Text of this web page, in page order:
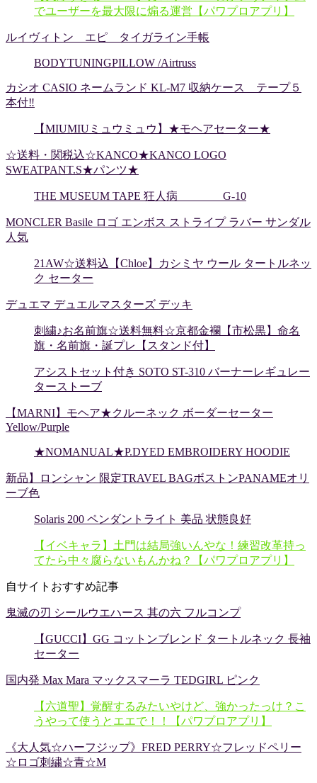
でユーザーを最大限に煽る運営【パワプロアプリ】
ルイヴィトン エピ タイガライン手帳
BODYTUNINGPILLOW /Airtruss
カシオ CASIO ネームランド KL-M7 収納ケース テープ５
本付‼️
【MIUMIUミュウミュウ】★モヘアセーター★
☆送料・関税込☆KANCO★KANCO LOGO
SWEATPANT.S★パンツ★
THE MUSEUM TAPE 狂人病 G-10
MONCLER Basile ロゴ エンボス ストライプ ラバー サンダル
人気
21AW☆送料込【Chloe】カシミヤ ウール タートルネッ
ク セーター
デュエマ デュエルマスターズ デッキ
刺繍♪お名前旗☆送料無料☆京都金襴【市松黒】命名
旗・名前旗・誕プレ【スタンド付】
アシストセット付き SOTO ST-310 バーナーレギュレー
ターストーブ
【MARNI】モヘア★クルーネック ボーダーセーター
Yellow/Purple
★NOMANUAL★P.DYED EMBROIDERY HOODIE
新品】ロンシャン 限定TRAVEL BAGボストンPANAMEオリ
ーブ色
Solaris 200 ペンダントライト 美品 状態良好
【イベキャラ】土門は結局強いんやな！練習改革持っ
てたら中々腐らないもんかね？【パワプロアプリ】
自サイトおすすめ記事
鬼滅の刃 シールウエハース 其の六 フルコンプ
【GUCCI】GG コットンブレンド タートルネック 長袖
セーター
国内発 Max Mara マックスマーラ TEDGIRL ピンク
【六道聖】覚醒するみたいやけど、強かったっけ？こ
うやって使うとエエで！！【パワプロアプリ】
《大人気☆ハーフジップ》FRED PERRY☆フレッドペリー
☆ロゴ刺繍☆青☆M